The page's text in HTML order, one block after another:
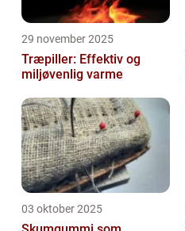
29 november 2025
Træpiller: Effektiv og
miljøvenlig varme
03 oktober 2025